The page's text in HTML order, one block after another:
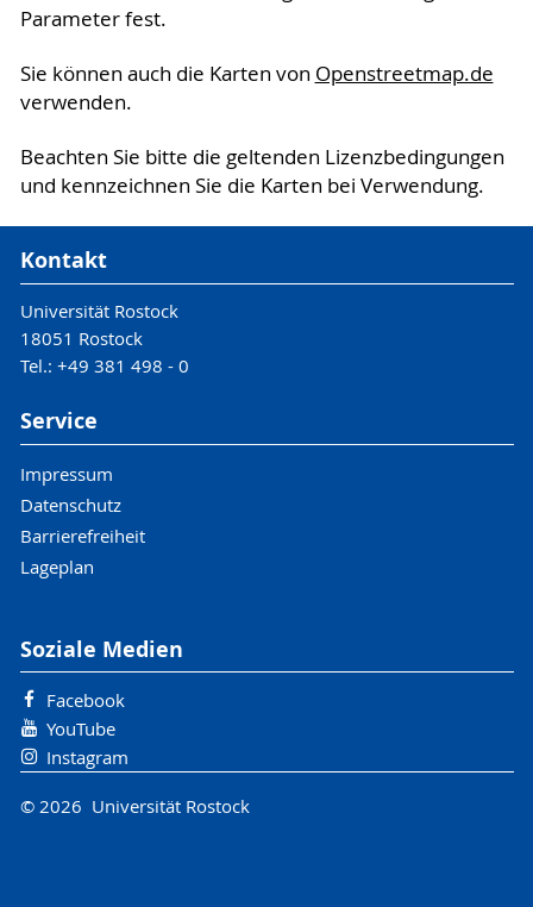
Parameter fest.
Sie können auch die Karten von Openstreetmap.de
verwenden.
Beachten Sie bitte die geltenden Lizenzbedingungen
und kennzeichnen Sie die Karten bei Verwendung.
Kontakt
Universität Rostock
18051 Rostock
Tel.: +49 381 498 - 0
Service
Impressum
Datenschutz
Barrierefreiheit
Lageplan
Soziale Medien
Facebook
YouTube
Instagram
© 2026 Universität Rostock